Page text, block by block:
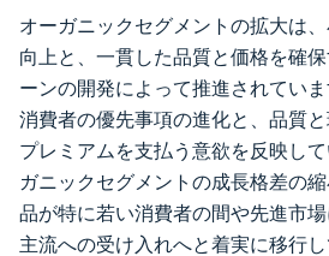
オーガニックセグメントの拡大は
向上と、一貫した品質と価格を確
ーンの開発によって推進されていま
消費者の優先事項の進化と、品質
プレミアムを支払う意欲を反映し
ガニックセグメントの成長格差の
品が特に若い消費者の間や先進市
主流への受け入れへと着実に移行